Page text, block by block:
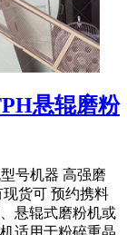
悬辊磨粉
号机器 高强磨
货可 预约携料
悬辊式磨粉机或